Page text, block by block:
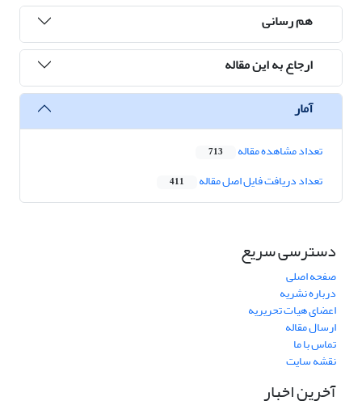
هم رسانی
ارجاع به این مقاله
آمار
تعداد مشاهده مقاله 713
تعداد دریافت فایل اصل مقاله 411
دسترسی سریع
صفحه اصلی
درباره نشریه
اعضای هیات تحریریه
ارسال مقاله
تماس با ما
نقشه سایت
آخرین اخبار